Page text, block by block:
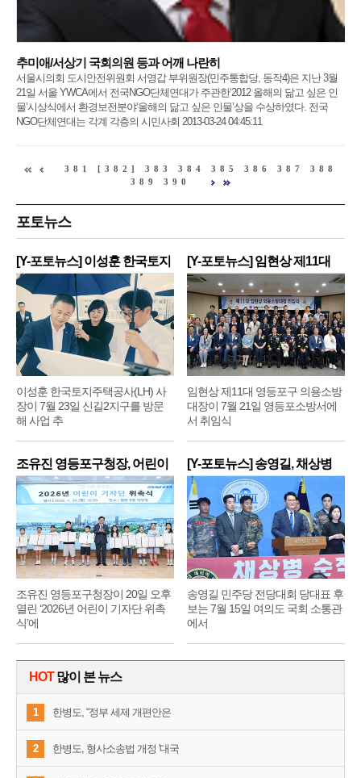
추미애/서상기 국회의원 등과 어깨 나란히
서울시의회 도시안전위원회 서영갑 부위원장(민주통합당, 동작4)은 지난 3월
21일 서울 YWCA에서 전국NGO단체연대가 주관한‘2012 올해의 닮고 싶은 인
물’시상식에서 환경보전분야‘올해의 닮고 싶은 인물’상을 수상하였다. 전국
NGO단체연대는 각계 각층의 시민사회 2013-03-24 04:45:11
381 [382] 383 384 385 386 387
388
389
390
포토뉴스
[Y-포토뉴스] 이성훈 한국토지
주
이성훈 한국토지주택공사(LH) 사
장이 7월 23일 신길2지구를 방문
해 사업 추
[Y-포토뉴스] 임현상 제11대
영
임현상 제11대 영등포구 의용소방
대장이 7월 21일 영등포소방서에
서 취임식
조유진 영등포구청장, 어린이
기
조유진 영등포구청장이 20일 오후
열린 ‘2026년 어린이 기자단 위촉
식’에
[Y-포토뉴스] 송영길, 채상병
순
송영길 민주당 전당대회 당대표 후
보는 7월 15일 여의도 국회 소통관
에서
HOT많이 본 뉴스
1 한병도, “정부 세제 개편안은
2 한병도, 형사소송법 개정 '대국